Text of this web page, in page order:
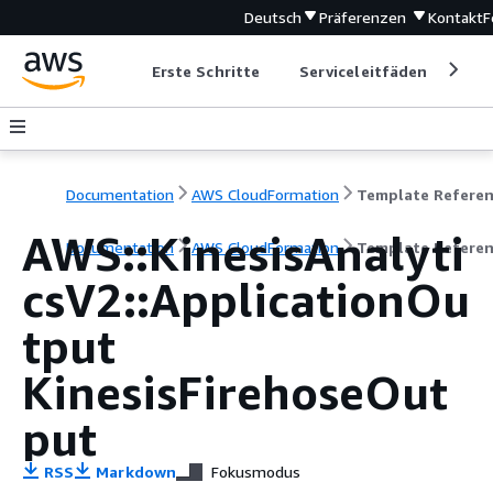
Deutsch Präferenzen Kontakt
Erste Schritte Serviceleitfäden
Documentation AWS CloudFormation Template
Documentation AWS CloudFormation Template
AWS::KinesisAnalyti
csV2::ApplicationOu
tput
KinesisFirehoseOut
put
RSS Markdown Fokusmodus